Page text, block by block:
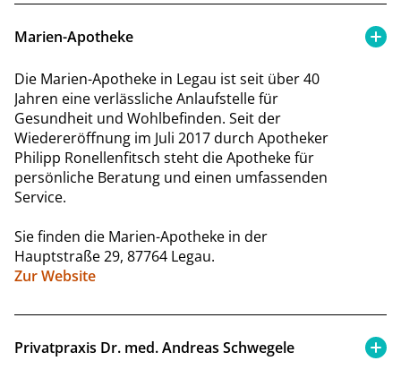
Marien-Apotheke
Die Marien-Apotheke in Legau ist seit über 40
Jahren eine verlässliche Anlaufstelle für
Gesundheit und Wohlbefinden. Seit der
Wiedereröffnung im Juli 2017 durch Apotheker
Philipp Ronellenfitsch steht die Apotheke für
persönliche Beratung und einen umfassenden
Service.
Sie finden die Marien-Apotheke in der
Hauptstraße 29, 87764 Legau.
Zur Website
Privatpraxis Dr. med. Andreas Schwegele